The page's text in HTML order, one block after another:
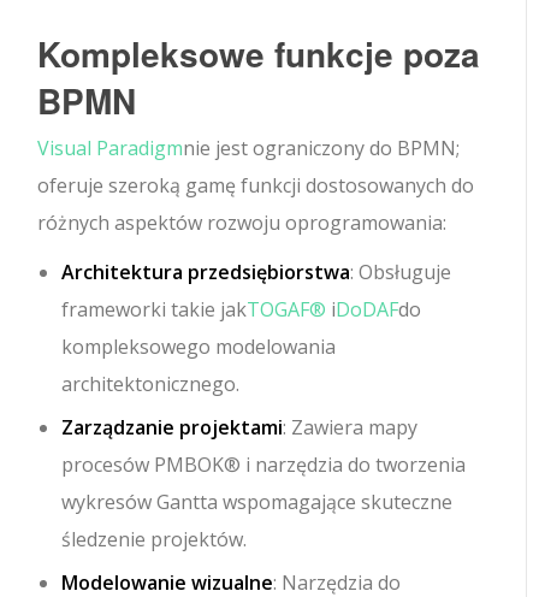
Kompleksowe funkcje poza
BPMN
Visual Paradigmnie jest ograniczony do BPMN;
oferuje szeroką gamę funkcji dostosowanych do
różnych aspektów rozwoju oprogramowania:
Architektura przedsiębiorstwa: Obsługuje
frameworki takie jakTOGAF® iDoDAFdo
kompleksowego modelowania
architektonicznego.
Zarządzanie projektami: Zawiera mapy
procesów PMBOK® i narzędzia do tworzenia
wykresów Gantta wspomagające skuteczne
śledzenie projektów.
Modelowanie wizualne: Narzędzia do